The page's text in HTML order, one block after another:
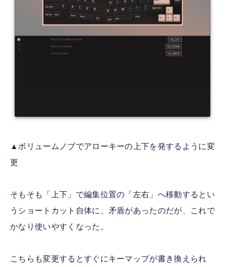
▲ボリュームノブでアローキーの上下を発するように変
更
そもそも「上下」で編集位置の「左右」へ移動するとい
うショートカット自体に、矛盾があったのだが、これで
かなり使いやすくなった。
こちらも変更するとすぐにキーマップが書き換えられ